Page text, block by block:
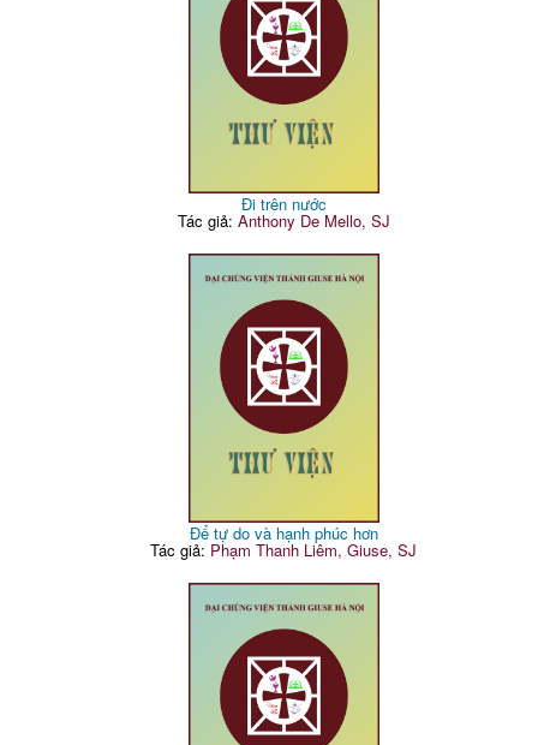
Đi trên nước
Tác giả: Anthony De Mello, SJ
Để tự do và hạnh phúc hơn
Tác giả: Phạm Thanh Liêm, Giuse, SJ